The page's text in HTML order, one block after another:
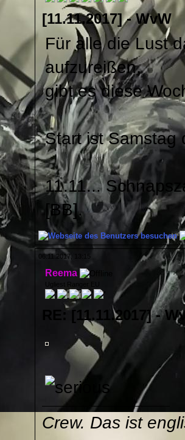
[11.11.2017] - WvW
Für alle die Lust
aufzureißen,
gibt es diese
Start ist Samstag
11.11...
[BB].
06.11.2017, 13:15
Reema
Ugliest Ranger EU
RE: [11.11.2017] -
Crew. Das ist